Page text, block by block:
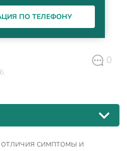
0
ПО ТЕЛЕФОНУ